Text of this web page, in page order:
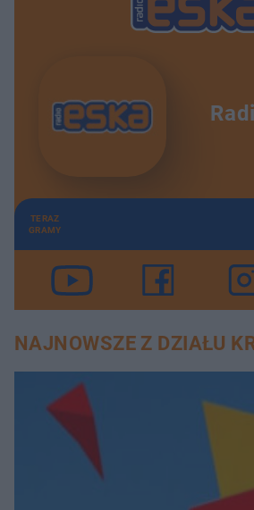
TERAZ
GRAMY
NAJNOWSZE Z DZIAŁU